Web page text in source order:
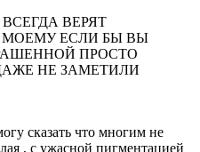
ВЕРЯТ
МОЕМУ ЕСЛИ БЫ ВЫ
ПРОСТО
НЕ ЗАМЕТИЛИ
сказать что многим не
, с ужасной пигментацией